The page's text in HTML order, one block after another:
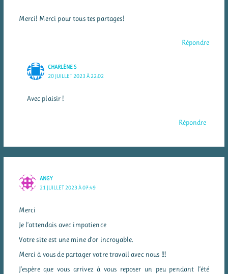
Merci! Merci pour tous tes partages!
Répondre
CHARLÈNE S
20 JUILLET 2023 À 22:02
Avec plaisir !
Répondre
ANGY
21 JUILLET 2023 À 07:49
Merci
Je l’attendais avec impatience
Votre site est une mine d’or incroyable.
Merci à vous de partager votre travail avec nous !!!
J’espère que vous arrivez à vous reposer un peu pendant l’été